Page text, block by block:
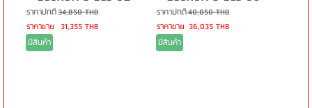
ราคาปกติ34,850 THB
ราคาขาย 31,355 THB
มีสินค้า
ราคาปกติ40,050 THB
ราคาขาย 36,035 THB
มีสินค้า